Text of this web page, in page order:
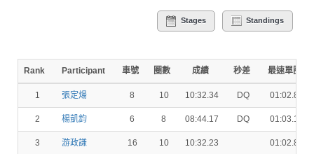
Stages Standings
Rank Participant 車號 圈數 成績 秒差 最速單圈
1 張定煬 8 10 10:32.34 DQ 01:02.82
2 楊凱鈞 6 8 08:44.17 DQ 01:03.15
3 游政謙 16 10 10:32.23 01:02.82